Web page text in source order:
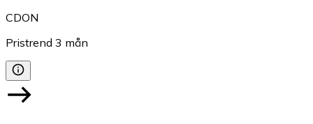
CDON
Pristrend 3 mån